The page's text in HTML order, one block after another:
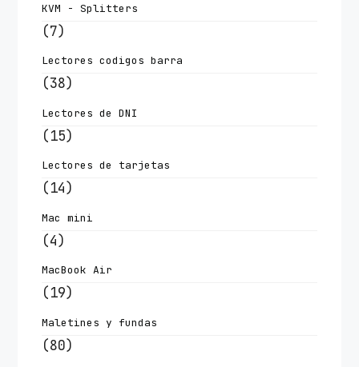
KVM - Splitters
(7)
Lectores codigos barra
(38)
Lectores de DNI
(15)
Lectores de tarjetas
(14)
Mac mini
(4)
MacBook Air
(19)
Maletines y fundas
(80)